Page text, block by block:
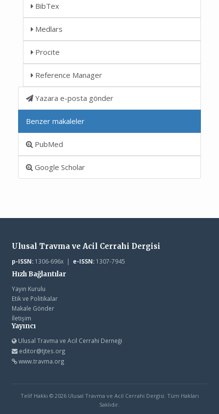
BibTex
Medlars
Procite
Reference Manager
Yazara e-posta gönder
Benzer makaleler
PubMed
Google Scholar
Ulusal Travma ve Acil Cerrahi Dergisi
p-ISSN:1306-696x | e-ISSN:1307-7945
Hızlı Bağlantılar
Yayın Kurulu
Etik ve Politikalar
Makale Gönder
İletişim
Yayıncı
Ulusal Travma ve Acil Cerrahi Derneği
editor@tjtes.org
www.travma.org
Telif Hakkı © 2026 Ulusal Travma ve Acil Cerrahi Dergisi. Tüm Hakları
Saklıdır.